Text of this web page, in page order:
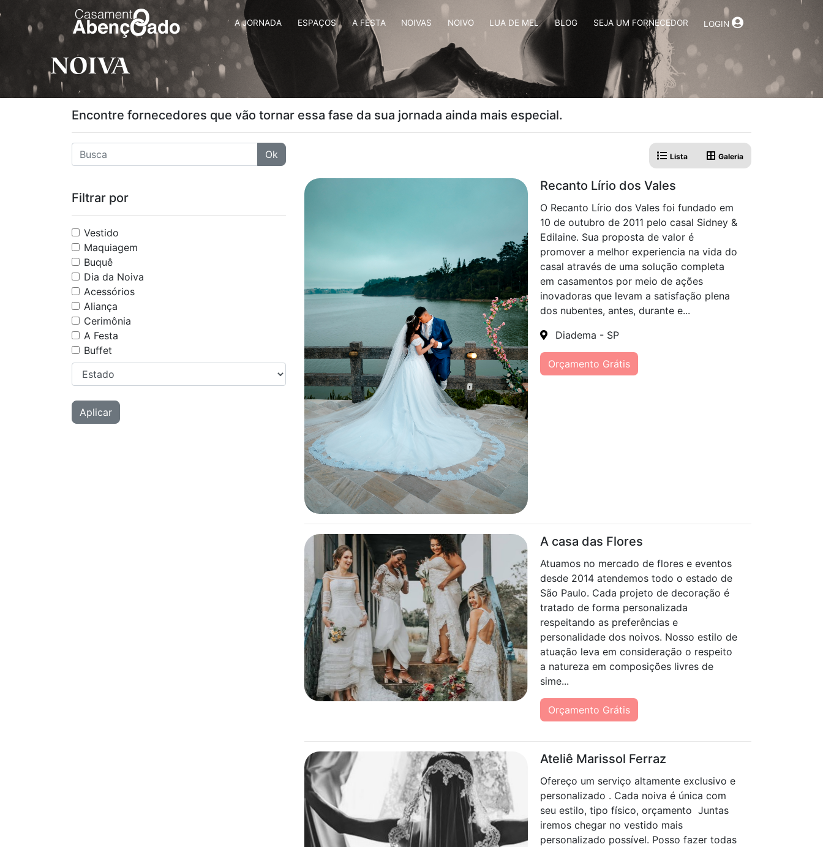
A JORNADA ESPAÇOS A FESTA NOIVAS NOIVO LUA DE MEL BLOG SEJA UM FORNECEDOR LOGIN
NOIVA
Encontre fornecedores que vão tornar essa fase da sua jornada ainda mais especial.
Ok
Filtrar por
Vestido
Maquiagem
Buquê
Dia da Noiva
Acessórios
Aliança
Cerimônia
A Festa
Buffet
Aplicar
Lista Galeria
Recanto Lírio dos Vales
O Recanto Lírio dos Vales foi fundado em
10 de outubro de 2011 pelo casal Sidney &
Edilaine. Sua proposta de valor é
promover a melhor experiencia na vida do
casal através de uma solução completa
em casamentos por meio de ações
inovadoras que levam a satisfação plena
dos nubentes, antes, durante e...
Diadema - SP
Orçamento Grátis
A casa das Flores
Atuamos no mercado de flores e eventos
desde 2014 atendemos todo o estado de
São Paulo. Cada projeto de decoração é
tratado de forma personalizada
respeitando as preferências e
personalidade dos noivos. Nosso estilo de
atuação leva em consideração o respeito
a natureza em composições livres de
sime...
Orçamento Grátis
Ateliê Marissol Ferraz
Ofereço um serviço altamente exclusivo e
personalizado . Cada noiva é única com
seu estilo, tipo físico, orçamento Juntas
iremos chegar no vestido mais
personalizado possível. Posso fazer todas